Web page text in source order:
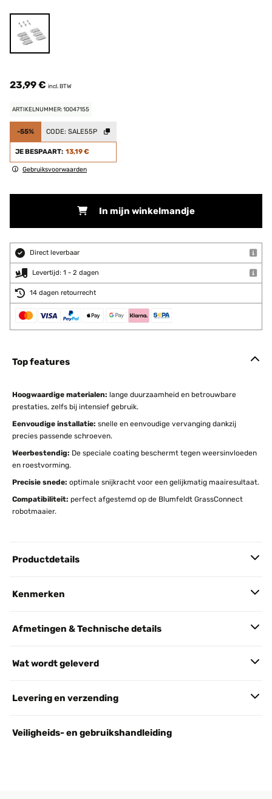
23,99 € incl. BTW
ARTIKELNUMMER: 10047155
-55% CODE: SALE55P
JE BESPAART: 13,19 €
Gebruiksvoorwaarden
In mijn winkelmandje
Direct leverbaar
Levertijd: 1 - 2 dagen
14 dagen retourrecht
Top features
Hoogwaardige materialen: lange duurzaamheid en betrouwbare
prestaties, zelfs bij intensief gebruik.
Eenvoudige installatie: snelle en eenvoudige vervanging dankzij
precies passende schroeven.
Weerbestendig: De speciale coating beschermt tegen weersinvloeden
en roestvorming.
Precisie snede: optimale snijkracht voor een gelijkmatig maairesultaat.
Compatibiliteit: perfect afgestemd op de Blumfeldt GrassConnect
robotmaaier.
Productdetails
Kenmerken
Afmetingen & Technische details
Wat wordt geleverd
Levering en verzending
Veiligheids- en gebruikshandleiding